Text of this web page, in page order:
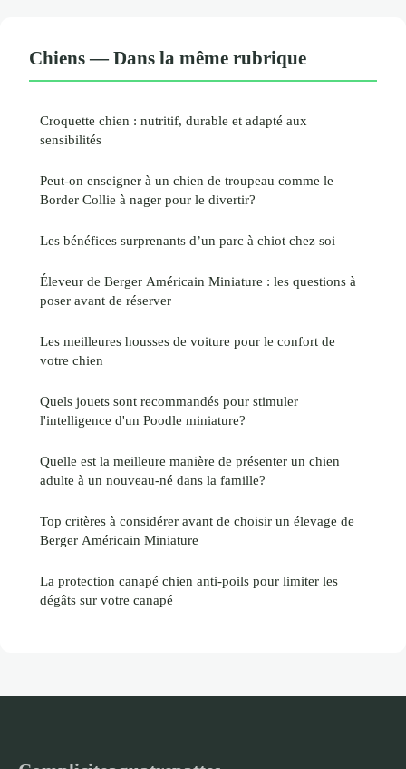
Chiens — Dans la même rubrique
Croquette chien : nutritif, durable et adapté aux
sensibilités
Peut-on enseigner à un chien de troupeau comme le
Border Collie à nager pour le divertir?
Les bénéfices surprenants d’un parc à chiot chez soi
Éleveur de Berger Américain Miniature : les questions à
poser avant de réserver
Les meilleures housses de voiture pour le confort de
votre chien
Quels jouets sont recommandés pour stimuler
l'intelligence d'un Poodle miniature?
Quelle est la meilleure manière de présenter un chien
adulte à un nouveau-né dans la famille?
Top critères à considérer avant de choisir un élevage de
Berger Américain Miniature
La protection canapé chien anti-poils pour limiter les
dégâts sur votre canapé